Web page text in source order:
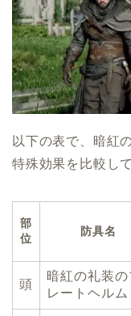
以下の表で、暗紅
特殊効果を比較し
部
位
防具名
頭
暗紅の礼装の
レートヘルム